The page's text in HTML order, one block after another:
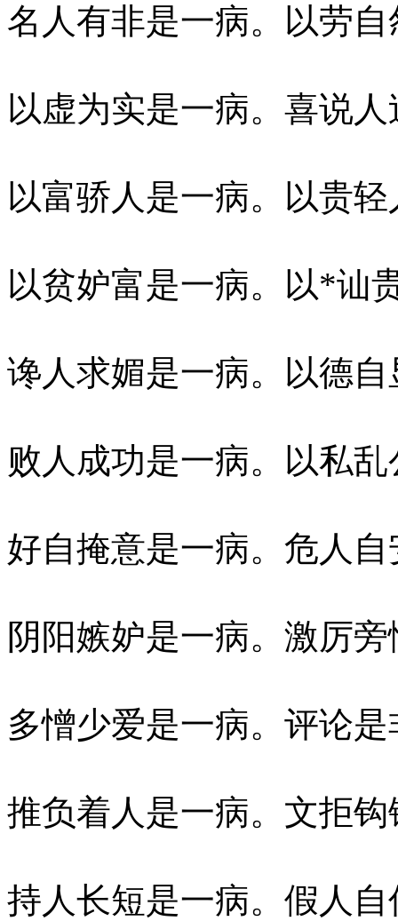
名人有非是一病。以劳
以虚为实是一病。喜说
以富骄人是一病。以贵
以贫妒富是一病。以*讪
谗人求媚是一病。以德
败人成功是一病。以私
好自掩意是一病。危人
阴阳嫉妒是一病。激厉
多憎少爱是一病。评论
推负着人是一病。文拒
持人长短是一病。假人